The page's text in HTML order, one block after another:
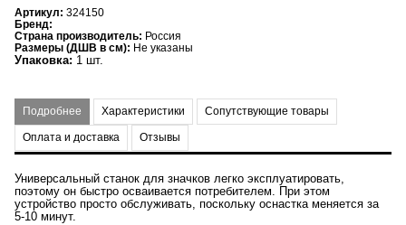
Артикул: 324150
Бренд:
Страна производитель: Россия
Размеры (ДШВ в см): Не указаны
Упаковка: 1 шт.
Подробнее Характеристики Сопутствующие товары
Оплата и доставка Отзывы
Универсальный станок для значков легко эксплуатировать,
поэтому он быстро осваивается потребителем. При этом
устройство просто обслуживать, поскольку оснастка меняется за
5-10 минут.